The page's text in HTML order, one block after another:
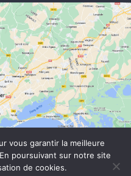
vous garantir la meilleure
poursuivant sur notre site
de cookies.